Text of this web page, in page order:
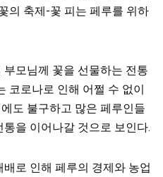
의 축제-꽃 피는 페루를 위하
모님께 꽃을 선물하는 전통
코로나로 인해 어쩔 수 없이
도 불구하고 많은 페루인들
을 이어나갈 것으로 보인다.
로 인해 페루의 경제와 농업